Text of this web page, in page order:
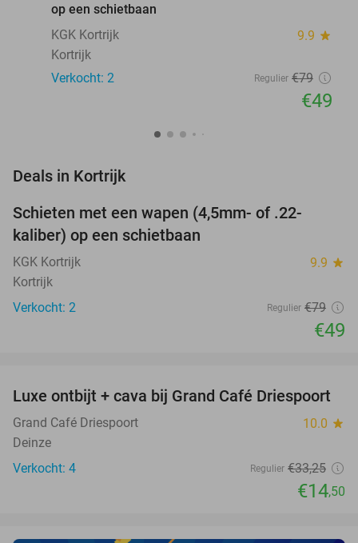
op een schietbaan
KGK Kortrijk
9.9 star
Kortrijk
Verkocht: 2
Regulier €79
€49
Deals in Kortrijk
TODAY
Schieten met een wapen (4,5mm- of .22-
kaliber) op een schietbaan
KGK Kortrijk 9.9 star
Kortrijk
Verkocht: 2
Regulier €79
€49
56%
TODAY
Luxe ontbijt + cava bij Grand Café Driespoort
Grand Café Driespoort 10.0 star
Deinze
Verkocht: 4
Regulier €33,25
€14,50